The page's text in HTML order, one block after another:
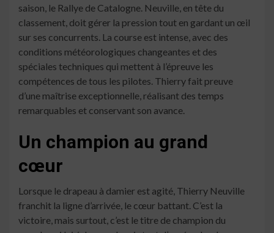
saison, le Rallye de Catalogne. Neuville, en tête du
classement, doit gérer la pression tout en gardant un œil
sur ses concurrents. La course est intense, avec des
conditions météorologiques changeantes et des
spéciales techniques qui mettent à l’épreuve les
compétences de tous les pilotes. Thierry fait preuve
d’une maîtrise exceptionnelle, réalisant des temps
remarquables et conservant son avance.
Un champion au grand
cœur
Lorsque le drapeau à damier est agité, Thierry Neuville
franchit la ligne d’arrivée, le cœur battant. C’est la
victoire, mais surtout, c’est le titre de champion du